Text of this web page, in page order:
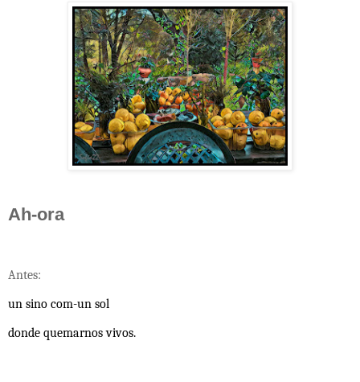
Ah-ora
Antes:
un sino com-un sol
donde quemarnos vivos.